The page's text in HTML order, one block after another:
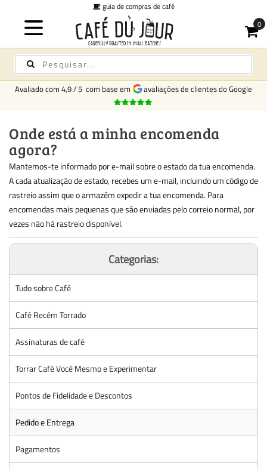
guia de compras de café
Avaliado com 4,9/5 com base em avaliações de clientes do Google
Onde está a minha encomenda
agora?
Mantemos-te informado por e-mail sobre o estado da tua encomenda.
A cada atualização de estado, recebes um e-mail, incluindo um código de
rastreio assim que o armazém expedir a tua encomenda. Para
encomendas mais pequenas que são enviadas pelo correio normal, por
vezes não há rastreio disponível.
Categorias:
Tudo sobre Café
Café Recém Torrado
Assinaturas de café
Torrar Café Você Mesmo e Experimentar
Pontos de Fidelidade e Descontos
Pedido e Entrega
Pagamentos